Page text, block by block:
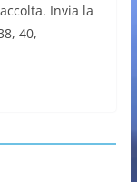
Invia la
40,